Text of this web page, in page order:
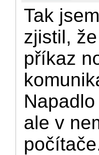
Tak
zjistil,
příkaz
ale v